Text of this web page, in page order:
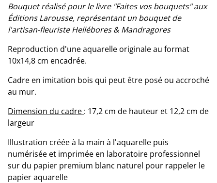
Bouquet réalisé pour le livre "Faites vos bouquets" aux
Éditions Larousse, représentant un bouquet de
l'artisan-fleuriste Hellébores & Mandragores
Reproduction d'une aquarelle originale au format
10x14,8 cm encadrée.
Cadre en imitation bois qui peut être posé ou accroché
au mur.
Dimension du cadre : 17,2 cm de hauteur et 12,2 cm de
largeur
Illustration créée à la main à l'aquarelle puis
numérisée et imprimée en laboratoire professionnel
sur du papier premium blanc naturel pour rappeler le
papier aquarelle